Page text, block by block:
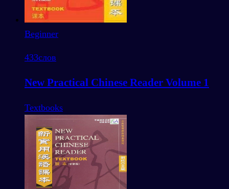
Beginner
433слов
New Practical Chinese Reader Volume 1
Textbooks